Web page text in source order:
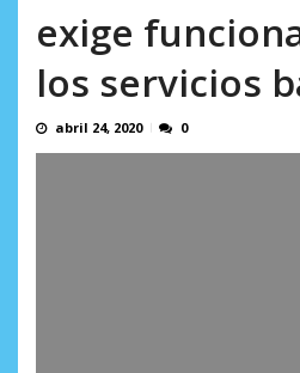
exige
los servicios
abril 24, 2020 0